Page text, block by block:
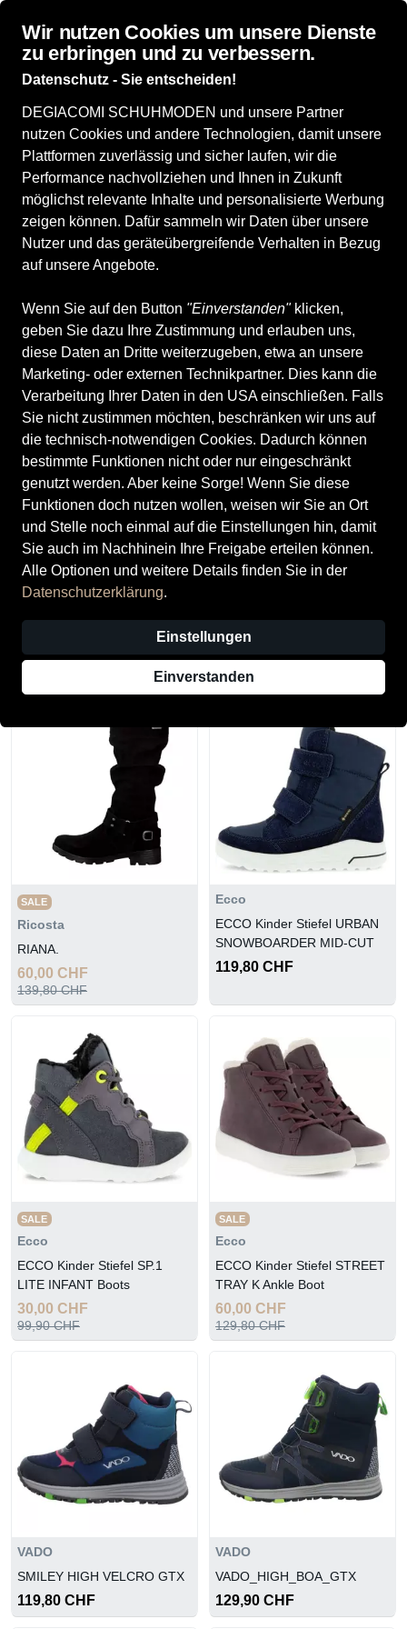
Wir nutzen Cookies um unsere Dienste
zu erbringen und zu verbessern.
Datenschutz - Sie entscheiden!
DEGIACOMI SCHUHMODEN und unsere Partner
nutzen Cookies und andere Technologien, damit unsere
Plattformen zuverlässig und sicher laufen, wir die
Performance nachvollziehen und Ihnen in Zukunft
möglichst relevante Inhalte und personalisierte Werbung
zeigen können. Dafür sammeln wir Daten über unsere
Nutzer und das geräteübergreifende Verhalten in Bezug
auf unsere Angebote.
Wenn Sie auf den Button "Einverstanden"klicken,
geben Sie dazu Ihre Zustimmung und erlauben uns,
diese Daten an Dritte weiterzugeben, etwa an unsere
Marketing- oder externen Technikpartner. Dies kann die
Verarbeitung Ihrer Daten in den USA einschließen. Falls
Sie nicht zustimmen möchten, beschränken wir uns auf
die technisch-notwendigen Cookies. Dadurch können
bestimmte Funktionen nicht oder nur eingeschränkt
genutzt werden. Aber keine Sorge! Wenn Sie diese
Funktionen doch nutzen wollen, weisen wir Sie an Ort
und Stelle noch einmal auf die Einstellungen hin, damit
Sie auch im Nachhinein Ihre Freigabe erteilen können.
Alle Optionen und weitere Details finden Sie in der
Datenschutzerklärung.
Einstellungen
Einverstanden
Damenschuhe Herrenschuhe Kinderschuhe Accessoires
Alle Produkte Kinderschuhe Stiefel Stiefel
Stiefel
ALLE FILTER
Marken Größe Farbe Geschlecht
18 Produkte
Superfit
Ricosta
ANNIKA
99,90 CHF
SALE
Ricosta
RIANA.
60,00 CHF
139,80 CHF
Ecco
ECCO Kinder Stiefel URBAN
SNOWBOARDER MID-CUT
119,80 CHF
SALE
Ecco
ECCO Kinder Stiefel SP.1
LITE INFANT Boots
30,00 CHF
99,90 CHF
SALE
Ecco
ECCO Kinder Stiefel STREET
TRAY K Ankle Boot
60,00 CHF
129,80 CHF
VADO
SMILEY HIGH VELCRO GTX
119,80 CHF
VADO
VADO_HIGH_BOA_GTX
129,90 CHF